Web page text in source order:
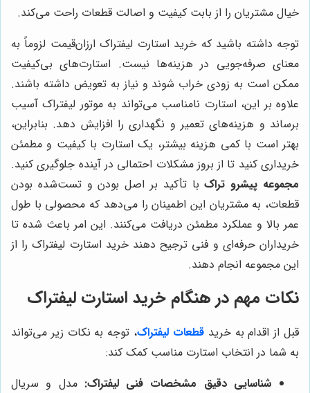
خیال مشتریان را از بابت کیفیت و اصالت قطعات راحت می‌کند.
توجه داشته باشید که خرید استارت لیفتراک ارزان‌قیمت لزوماً به
معنای صرفه‌جویی در هزینه‌ها نیست. استارت‌های بی‌کیفیت
ممکن است به زودی خراب شوند و نیاز به تعویض داشته باشند.
علاوه بر این، استارت نامناسب می‌تواند به موتور لیفتراک آسیب
برساند و هزینه‌های تعمیر و نگهداری را افزایش دهد. بنابراین،
بهتر است با کمی هزینه بیشتر، یک استارت با کیفیت و مطمئن
خریداری کنید تا از بروز مشکلات احتمالی در آینده جلوگیری کنید.
مجموعه پیشرو تراکبا تأکید بر اصل بودن و تست‌شده بودن
قطعات، به مشتریان این اطمینان را می‌دهد که محصولی با طول
عمر بالا و عملکرد مطمئن دریافت می‌کنند. این امر باعث شده تا
خریداران حرفه‌ای و فنی ترجیح دهند خرید استارت لیفتراک را از
این مجموعه انجام دهند.
نکات مهم در هنگام خرید استارت لیفتراک
قبل از اقدام به خریدقطعات لیفتراک، توجه به نکات زیر می‌تواند
به شما در انتخاب استارت مناسب کمک کند:
شناسایی دقیق مشخصات فنی لیفتراک: مدل و سریال